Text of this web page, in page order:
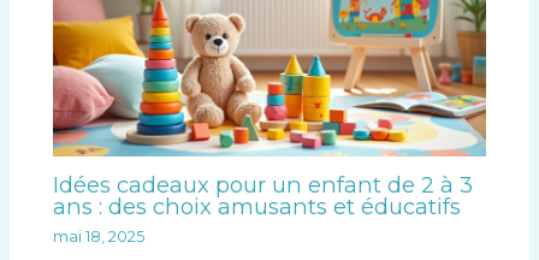
Idées cadeaux pour un enfant de 2 à 3
ans : des choix amusants et éducatifs
mai 18, 2025